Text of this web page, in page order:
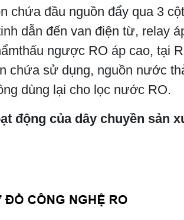
chứa đầu nguồn đẩy qua 3
dẫn đến van điện từ, relay
ngược RO áp cao, tại
chứa sử dụng, nguồn nước
dùng lại cho lọc nước RO.
động của dây chuyền sản